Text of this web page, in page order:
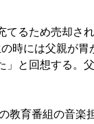
るため売却さ
時には父親が
と回想する。
育番組の音楽